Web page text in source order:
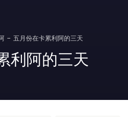
五月份在卡累利阿的三天
利阿的三天